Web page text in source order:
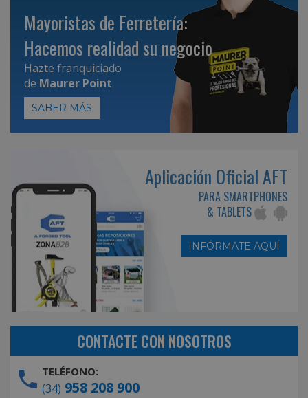
Mayoristas de Ferretería:
Hacemos realidad su negocio
Hazte franquiciado
de Maurer Point
SABER MÁS
Aplicación Oficial AFT
PARA SMARTPHONES
& TABLETS
INFÓRMATE AQUÍ
CONTACTE CON NOSOTROS
TELÉFONO:
(34) 958 208 900